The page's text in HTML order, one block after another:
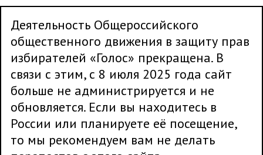
Деятельность Общероссийского
общественного движения в защиту прав
избирателей «Голос» прекращена. В
связи с этим, с 8 июля 2025 года сайт
больше не администрируется и не
обновляется. Если вы находитесь в
России или планируете её посещение,
то мы рекомендуем вам не делать